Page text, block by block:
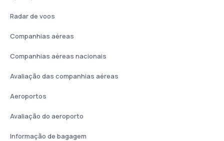
Radar de voos
Companhias aéreas
Companhias aéreas nacionais
Avaliação das companhias aéreas
Aeroportos
Avaliação do aeroporto
Informação de bagagem